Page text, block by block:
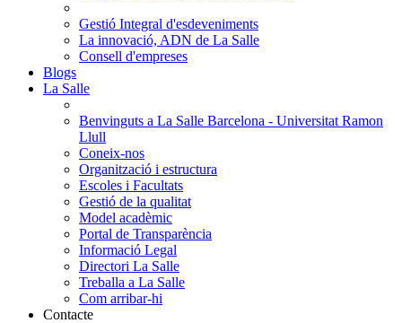
Gestió Integral d'esdeveniments
La innovació, ADN de La Salle
Consell d'empreses
Blogs
La Salle
Benvinguts a La Salle Barcelona - Universitat Ramon
Llull
Coneix-nos
Organització i estructura
Escoles i Facultats
Gestió de la qualitat
Model acadèmic
Portal de Transparència
Informació Legal
Directori La Salle
Treballa a La Salle
Com arribar-hi
Contacte